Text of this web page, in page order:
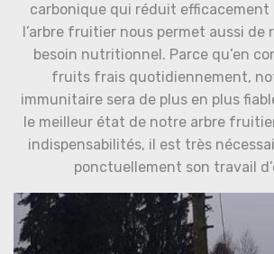
carbonique qui réduit efficacement
l’arbre fruitier nous permet aussi de
besoin nutritionnel. Parce qu’en
fruits frais quotidiennement,
immunitaire sera de plus en plus
le meilleur état de notre arbre
indispensabilités, il est très
ponctuellement son travail